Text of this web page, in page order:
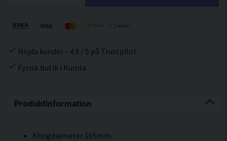
Produktinformation
Klingdiameter 165mm
Nöjda kunder - 4.9 / 5 på Trustpilot
Fysisk butik i Kumla